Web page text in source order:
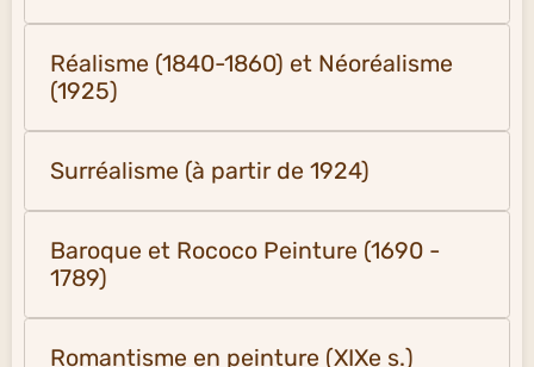
Réalisme (1840-1860) et Néoréalisme
(1925)
Surréalisme (à partir de 1924)
Baroque et Rococo Peinture (1690 -
1789)
Romantisme en peinture (XIXe s.)